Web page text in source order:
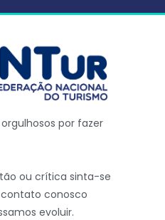
por fazer
ou crítica sinta-se
conosco
evoluir.